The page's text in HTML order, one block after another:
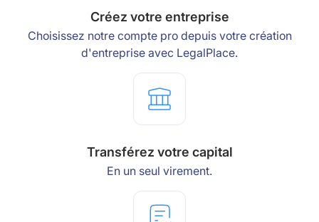
Créez votre entreprise
Choisissez notre compte pro depuis votre création
d'entreprise avec LegalPlace.
Transférez votre capital
En un seul virement.